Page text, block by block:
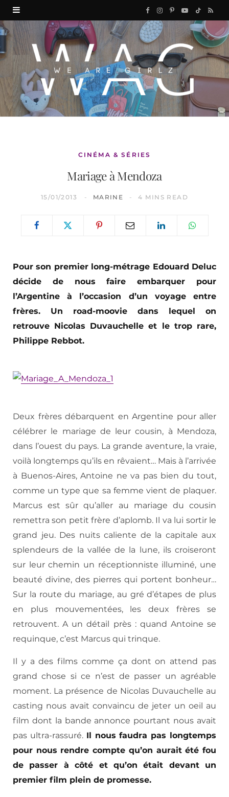
F
a
c
e
b
o
I
n
s
a
P
n
e
Y
o
u
u
T
i
k
R
S
CINÉMA & SÉRIES
Mariage à Mendoza
15/01/2013 MARINE 4 MINS READ
Pour son premier long-métrage Edouard Deluc
décide de nous faire embarquer pour
l’Argentine à l’occasion d’un voyage entre
frères. Un road-moovie dans lequel on
retrouve Nicolas Duvauchelle et le trop rare,
Philippe Rebbot.
Deux frères débarquent en Argentine pour aller
célébrer le mariage de leur cousin, à Mendoza,
dans l’ouest du pays. La grande aventure, la vraie,
voilà longtemps qu’ils en rêvaient… Mais à l’arrivée
à Buenos-Aires, Antoine ne va pas bien du tout,
comme un type que sa femme vient de plaquer.
Marcus est sûr qu’aller au mariage du cousin
remettra son petit frère d’aplomb. Il va lui sortir le
grand jeu. Des nuits caliente de la capitale aux
splendeurs de la vallée de la lune, ils croiseront
sur leur chemin un réceptionniste illuminé, une
beauté divine, des pierres qui portent bonheur…
Sur la route du mariage, au gré d’étapes de plus
en plus mouvementées, les deux frères se
retrouvent. A un détail près : quand Antoine se
requinque, c’est Marcus qui trinque.
Il y a des films comme ça dont on attend pas
grand chose si ce n’est de passer un agréable
moment. La présence de Nicolas Duvauchelle au
casting nous avait convaincu de jeter un oeil au
film dont la bande annonce pourtant nous avait
pas ultra-rassuré. Il nous faudra pas longtemps
pour nous rendre compte qu’on aurait été fou
de passer à côté et qu’on était devant un
premier film plein de promesse.